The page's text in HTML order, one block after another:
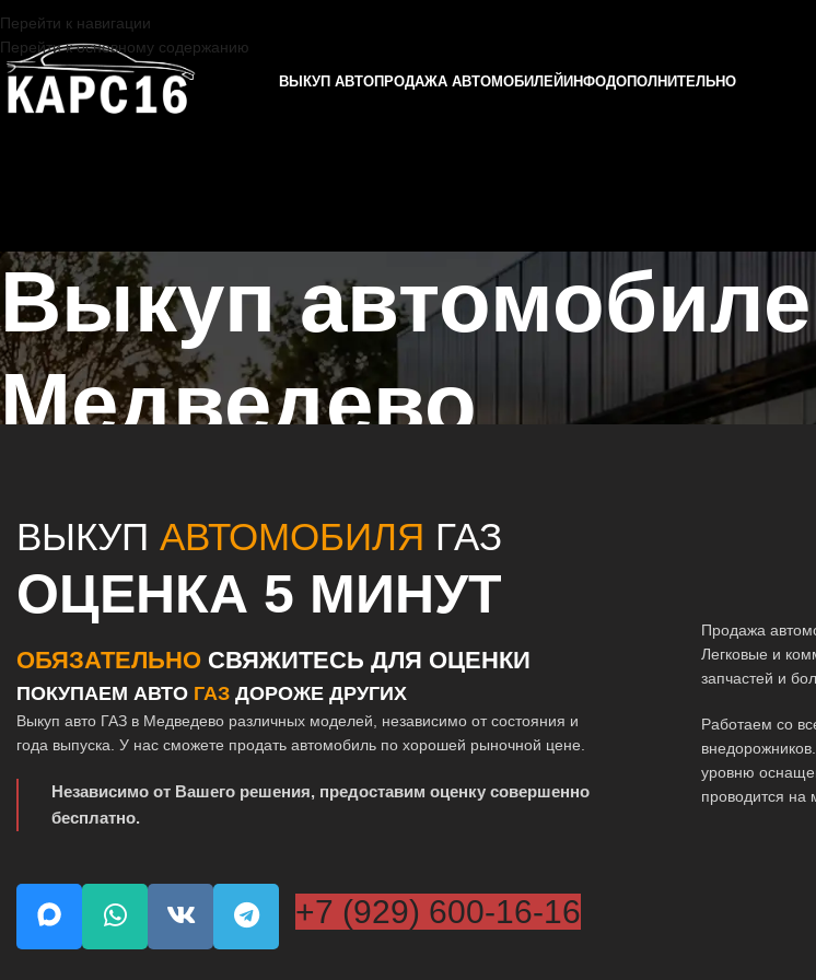
Перейти к навигации
Перейти к основному содержанию
ВЫКУП АВТОПРОДАЖА АВТОМОБИЛЕЙ ИНФОДОПОЛНИТЕЛЬНО
Выкуп
Медведево
ВЫКУП АВТОМОБИЛЯ ГАЗ
ОЦЕНКА 5 МИНУТ
ОБЯЗАТЕЛЬНО СВЯЖИТЕСЬ ДЛЯ ОЦЕНКИ
ПОКУПАЕМ АВТО ГАЗ ДОРОЖЕ ДРУГИХ
Выкуп авто ГАЗ в Медведево различных моделей, независимо от состояния и
года выпуска. У нас сможете продать автомобиль по хорошей рыночной цене.
Независимо от Вашего решения, предоставим оценку совершенно
бесплатно.
+7 (929) 600-16-16
Продажа
Легковые и
запчастей и
Работаем со
уровню
проводится на